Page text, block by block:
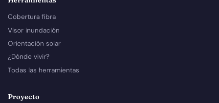
Cobertura fibra
Visor inundación
Orientación solar
¿Dónde vivir?
Todas las herramientas
Proyecto